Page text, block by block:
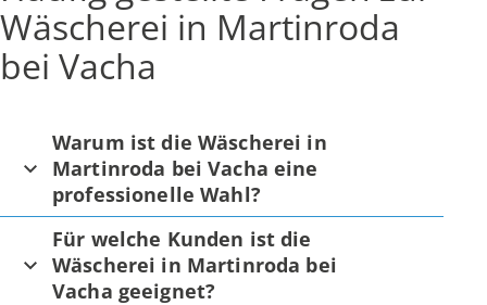
Wäscherei in Martinroda
bei Vacha
Warum ist die Wäscherei in
Martinroda bei Vacha eine
professionelle Wahl?
Für welche Kunden ist die
Wäscherei in Martinroda bei
Vacha geeignet?